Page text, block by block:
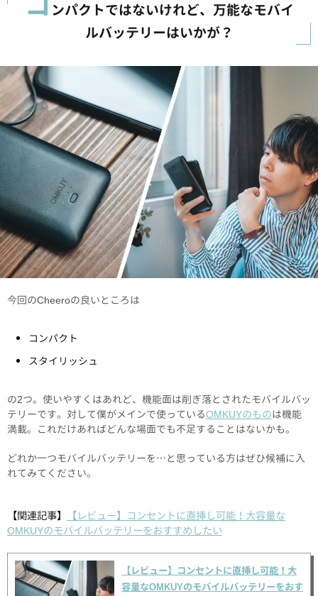
ンパクトではないけれど、万能なモバイ
ルバッテリーはいかが？
今回のCheeroの良いところは
コンパクト
スタイリッシュ
の2つ。使いやすくはあれど、機能面は削ぎ落とされたモバイルバッ
テリーです。対して僕がメインで使っているOMKUYのものは機能
満載。これだけあればどんな場面でも不足することはないかも。
どれか一つモバイルバッテリーを…と思っている方はぜひ候補に入
れてみてください。
【関連記事】
【レビュー】コンセントに直挿し可能！大容量な
OMKUYのモバイルバッテリーをおすすめしたい
【レビュー】コンセントに直挿し可能！大
容量なOMKUYのモバイルバッテリーをおす